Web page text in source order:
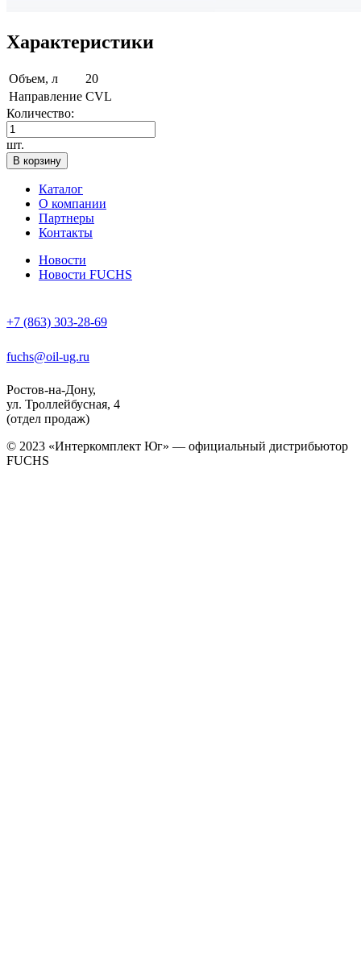
Характеристики
Объем, л
20
Направление CVL
Количество:
шт.
В корзину
Каталог
О компании
Партнеры
Контакты
Новости
Новости FUCHS
+7 (863) 303-28-69
fuchs@oil-ug.ru
Ростов-на-Дону,
ул. Троллейбусная, 4
(отдел продаж)
© 2023 «Интеркомплект Юг» — официальный дистрибьютор
FUCHS